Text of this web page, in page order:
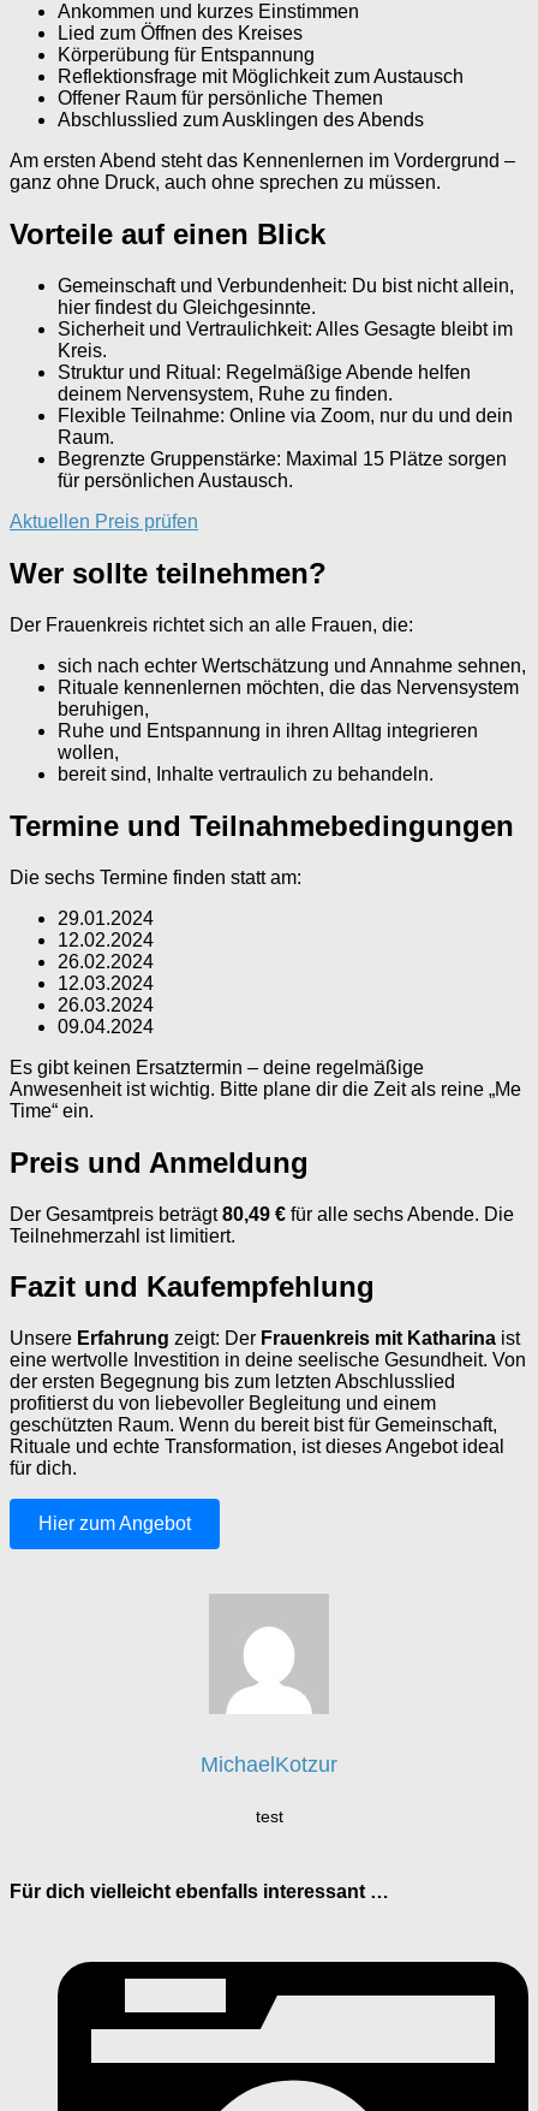
Ankommen und kurzes Einstimmen
Lied zum Öffnen des Kreises
Körperübung für Entspannung
Reflektionsfrage mit Möglichkeit zum Austausch
Offener Raum für persönliche Themen
Abschlusslied zum Ausklingen des Abends
Am ersten Abend steht das Kennenlernen im Vordergrund –
ganz ohne Druck, auch ohne sprechen zu müssen.
Vorteile auf einen Blick
Gemeinschaft und Verbundenheit: Du bist nicht allein,
hier findest du Gleichgesinnte.
Sicherheit und Vertraulichkeit: Alles Gesagte bleibt im
Kreis.
Struktur und Ritual: Regelmäßige Abende helfen
deinem Nervensystem, Ruhe zu finden.
Flexible Teilnahme: Online via Zoom, nur du und dein
Raum.
Begrenzte Gruppenstärke: Maximal 15 Plätze sorgen
für persönlichen Austausch.
Aktuellen Preis prüfen
Wer sollte teilnehmen?
Der Frauenkreis richtet sich an alle Frauen, die:
sich nach echter Wertschätzung und Annahme sehnen,
Rituale kennenlernen möchten, die das Nervensystem
beruhigen,
Ruhe und Entspannung in ihren Alltag integrieren
wollen,
bereit sind, Inhalte vertraulich zu behandeln.
Termine und Teilnahmebedingungen
Die sechs Termine finden statt am:
29.01.2024
12.02.2024
26.02.2024
12.03.2024
26.03.2024
09.04.2024
Es gibt keinen Ersatztermin – deine regelmäßige
Anwesenheit ist wichtig. Bitte plane dir die Zeit als reine „Me
Time“ ein.
Preis und Anmeldung
Der Gesamtpreis beträgt80,49 € für alle sechs Abende. Die
Teilnehmerzahl ist limitiert.
Fazit und Kaufempfehlung
Unsere Erfahrung zeigt: Der Frauenkreis mit Katharina ist
eine wertvolle Investition in deine seelische Gesundheit. Von
der ersten Begegnung bis zum letzten Abschlusslied
profitierst du von liebevoller Begleitung und einem
geschützten Raum. Wenn du bereit bist für Gemeinschaft,
Rituale und echte Transformation, ist dieses Angebot ideal
für dich.
Hier zum Angebot
MichaelKotzur
test
Für dich vielleicht ebenfalls interessant …